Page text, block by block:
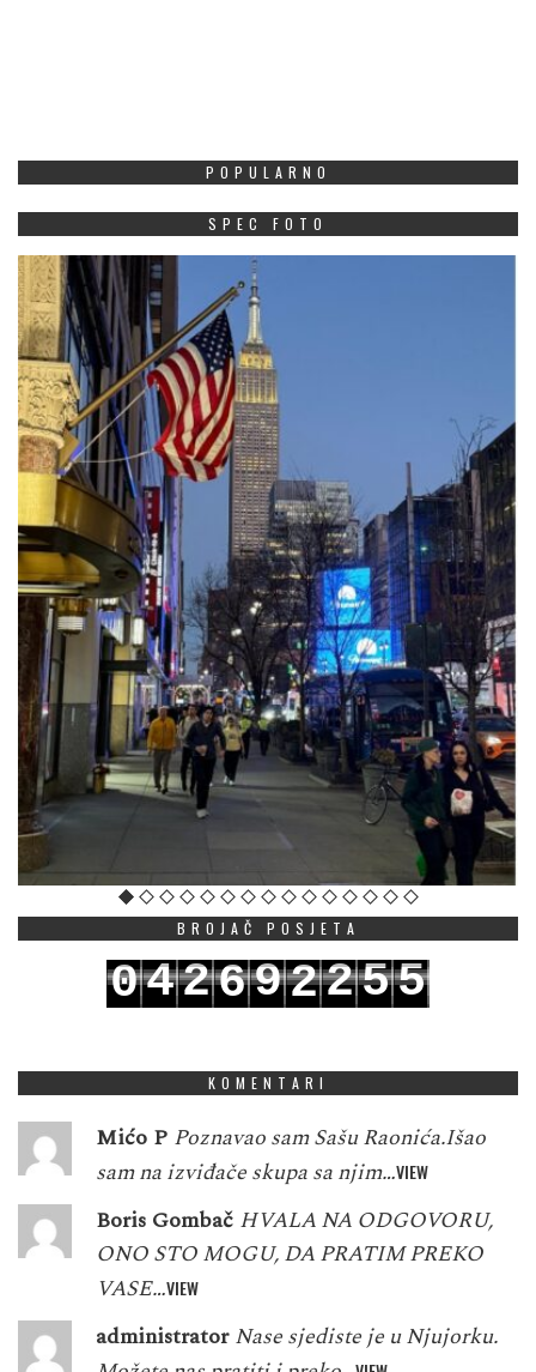
POPULARNO
SPEC FOTO
BROJAČ POSJETA
042692255
KOMENTARI
Mićo P Poznavao sam Sašu Raonića.Išao
sam na izviđače skupa sa njim…VIEW
Boris Gombač HVALA NA ODGOVORU,
ONO STO MOGU, DA PRATIM PREKO
VASE…VIEW
administrator Nase sjediste je u Njujorku.